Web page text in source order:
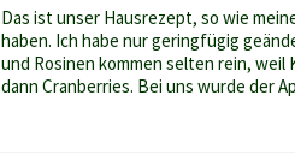
Das ist unser Hausrezept, so wie
haben. Ich habe nur geringfügig
und Rosinen kommen selten rein,
dann Cranberries. Bei uns wurde der